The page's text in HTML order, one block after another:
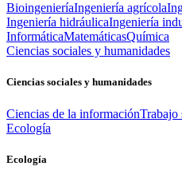
BioingenieríaIngeniería agrícola
Ingeniería hidráulicaIngeniería
InformáticaMatemáticasQuímica
Ciencias sociales y humanidades
Ciencias sociales y humanidades
Ciencias de la informaciónTrabajo
Ecología
Ecología